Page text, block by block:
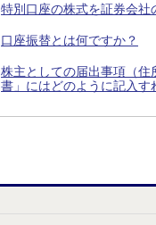
特別口座の株式を証券会
口座振替とは何ですか？
株主としての届出事項（
書」にはどのように記入す